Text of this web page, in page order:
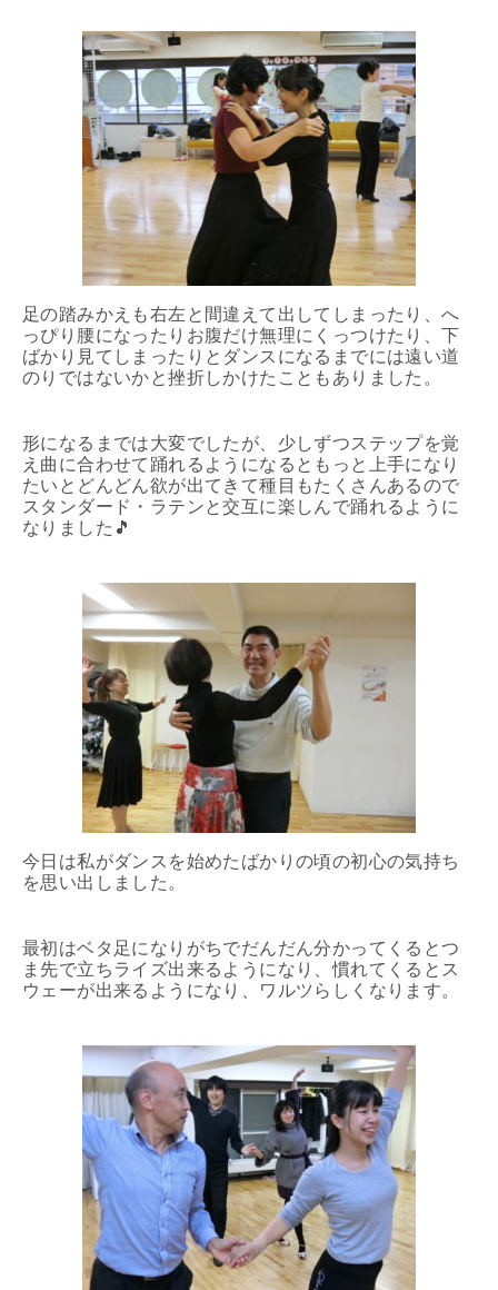
足の踏みかえも右左と間違えて出してしまったり、へ
っぴり腰になったりお腹だけ無理にくっつけたり、下
ばかり見てしまったりとダンスになるまでには遠い道
のりではないかと挫折しかけたこともありました。
形になるまでは大変でしたが、少しずつステップを覚
え曲に合わせて踊れるようになるともっと上手になり
たいとどんどん欲が出てきて種目もたくさんあるので
スタンダード・ラテンと交互に楽しんで踊れるように
なりました🎵
今日は私がダンスを始めたばかりの頃の初心の気持ち
を思い出しました。
最初はベタ足になりがちでだんだん分かってくるとつ
ま先で立ちライズ出来るようになり、慣れてくるとス
ウェーが出来るようになり、ワルツらしくなります。